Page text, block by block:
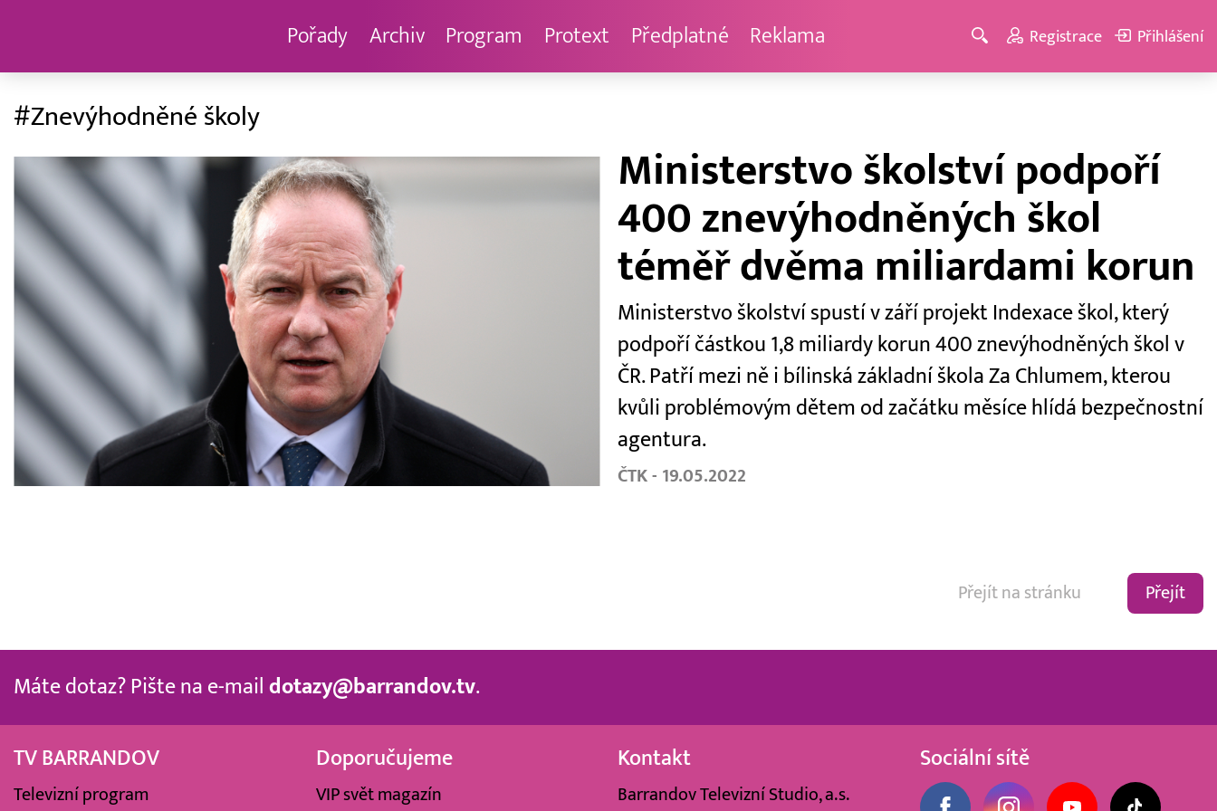
Pořady Archiv Program Protext Předplatné Reklama Registrace Přihlášení
#Znevýhodněné školy
Ministerstvo školství podpoří
400 znevýhodněných škol
téměř dvěma miliardami korun
Ministerstvo školství spustí v září projekt Indexace škol, který
podpoří částkou 1,8 miliardy korun 400 znevýhodněných škol v
ČR. Patří mezi ně i bílinská základní škola Za Chlumem, kterou
kvůli problémovým dětem od začátku měsíce hlídá bezpečnostní
agentura.
ČTK - 19.05.2022
Přejít
Máte dotaz? Pište na e-mail dotazy@barrandov.tv.
TV BARRANDOV
Televizní program
Doporučujeme
VIP svět magazín
Kontakt
Barrandov Televizní Studio, a.s.
Sociální sítě